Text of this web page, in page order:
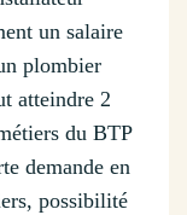
un salaire
plombier
atteindre 2
du BTP
demande en
possibilité